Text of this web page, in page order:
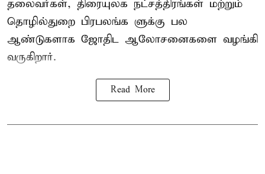
தலைவர்கள், திரையுலக நட்சத்திரங்கள் மற்றும்
தொழில்துறை பிரபலங்க ளுக்கு பல
ஆண்டுகளாக ஜோதிட ஆலோசனைகளை வழங்கி
வருகிறார்.
Read More